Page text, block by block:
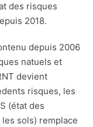
des risques
2018.
depuis 2006
natuels et
devient
risques, les
(état des
sols) remplace